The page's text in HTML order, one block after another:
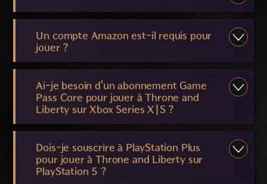
Un compte Amazon est-il requis pour
jouer ?
Ai-je besoin d'un abonnement Game
Pass Core pour jouer à Throne and
Liberty sur Xbox Series X|S ?
Dois-je souscrire à PlayStation Plus
pour jouer à Throne and Liberty sur
PlayStation 5 ?